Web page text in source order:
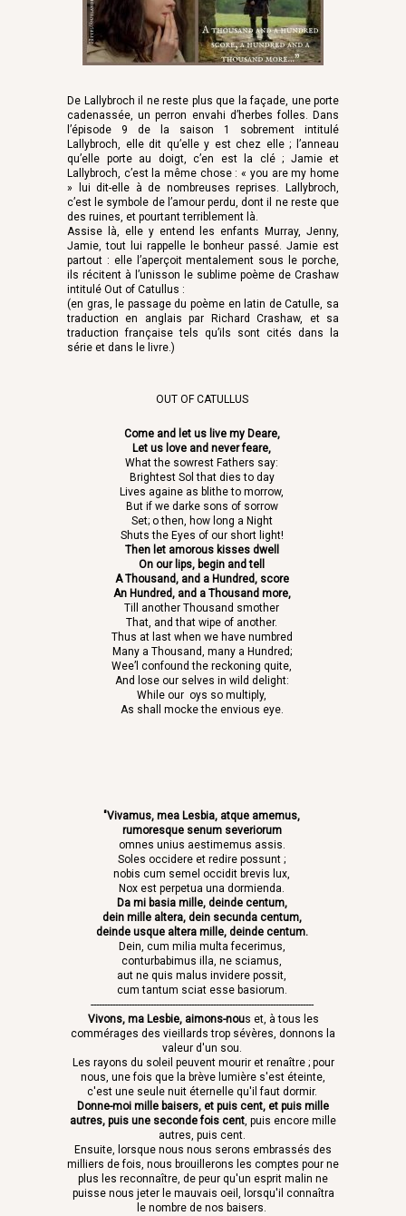
"Vivamus, mea Lesbia, atque amemus,
rumoresque senum severiorum
omnes unius aestimemus assis.
Soles occidere et redire possunt ;
nobis cum semel occidit brevis lux,
Nox est perpetua una dormienda.
Da mi basia mille, deinde centum,
dein mille altera, dein secunda centum,
deinde usque altera mille, deinde centum.
Dein, cum milia multa fecerimus,
conturbabimus illa, ne sciamus,
aut ne quis malus invidere possit,
cum tantum sciat esse basiorum.
----------------------------------------------------------------------------------
Vivons, ma Lesbie, aimons-nous et, à tous les
commérages des vieillards trop sévères, donnons la
valeur d'un sou.
Les rayons du soleil peuvent mourir et renaître ; pour
nous, une fois que la brève lumière s'est éteinte,
c'est une seule nuit éternelle qu'il faut dormir.
Donne-moi mille baisers, et puis cent, et puis mille
autres, puis une seconde fois cent, puis encore mille
autres, puis cent.
Ensuite, lorsque nous nous serons embrassés des
milliers de fois, nous brouillerons les comptes pour ne
plus les reconnaître, de peur qu'un esprit malin ne
puisse nous jeter le mauvais oeil, lorsqu'il connaîtra
le nombre de nos baisers.
OUT OF CATULLUS
Come and let us live my Deare,
Let us love and never feare,
What the sowrest Fathers say:
Brightest Sol that dies to day
Lives againe as blithe to morrow,
But if we darke sons of sorrow
Set; o then, how long a Night
Shuts the Eyes of our short light!
Then let amorous kisses dwell
On our lips, begin and tell
A Thousand, and a Hundred, score
An Hundred, and a Thousand more,
Till another Thousand smother
That, and that wipe of another.
Thus at last when we have numbred
Many a Thousand, many a Hundred;
Wee’l confound the reckoning quite,
And lose our selves in wild delight:
While our oys so multiply,
As shall mocke the envious eye.
De Lallybroch il ne reste plus que la façade, une porte
cadenassée, un perron envahi d’herbes folles. Dans
l’épisode 9 de la saison 1 sobrement intitulé
Lallybroch, elle dit qu’elle y est chez elle ; l’anneau
qu’elle porte au doigt, c’en est la clé ; Jamie et
Lallybroch, c’est la même chose : « you are my home
» lui dit-elle à de nombreuses reprises. Lallybroch,
c’est le symbole de l’amour perdu, dont il ne reste que
des ruines, et pourtant terriblement là.
Assise là, elle y entend les enfants Murray, Jenny,
Jamie, tout lui rappelle le bonheur passé. Jamie est
partout : elle l’aperçoit mentalement sous le porche,
ils récitent à l’unisson le sublime poème de Crashaw
intitulé Out of Catullus :
(en gras, le passage du poème en latin de Catulle, sa
traduction en anglais par Richard Crashaw, et sa
traduction française tels qu’ils sont cités dans la
série et dans le livre.)